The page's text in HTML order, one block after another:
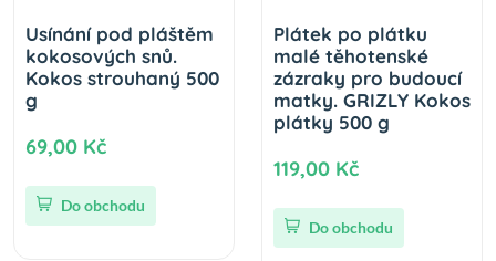
Usínání pod pláštěm
kokosových snů.
Kokos strouhaný 500
g
69,00 Kč
Do obchodu
Plátek po plátku
malé těhotenské
zázraky pro budoucí
matky. GRIZLY Kokos
plátky 500 g
119,00 Kč
Do obchodu